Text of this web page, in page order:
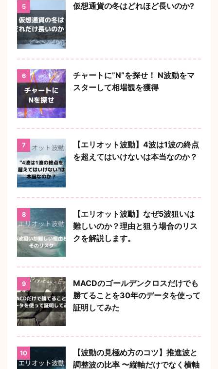
5 仮想通貨の冬はどれほど長いのか?
6
チャートに”N”を探せ！ N波動をマ
スターして相場観を獲得
7
【エリオット波動】4波は1波の終点
を超えてはいけないは本当なのか？
8
【エリオット波動】なぜ5波狙いは
難しいのか？理由と狙う場合のリス
クを解説します。
9
MACDのゴールデンクロスだけでも
勝てることを30年のデータを使って
証明してみた
10
【波動の見極め方のコツ】推進波と
調整波の比率 〜縦軸だけでなく横軸